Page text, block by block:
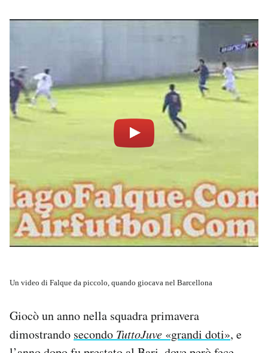
Un video di Falque da piccolo, quando giocava nel Barcellona
Giocò un anno nella squadra primavera
dimostrando secondo TuttoJuve «grandi doti», e